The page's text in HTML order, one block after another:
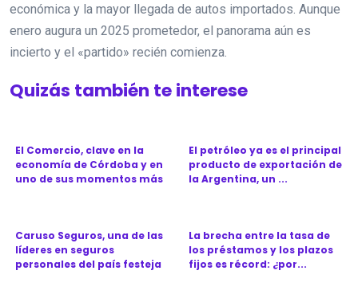
económica y la mayor llegada de autos importados. Aunque
enero augura un 2025 prometedor, el panorama aún es
incierto y el «partido» recién comienza.
Quizás también te interese
El Comercio, clave en la
economía de Córdoba y en
uno de sus momentos más
El petróleo ya es el principal
producto de exportación de
la Argentina, un ...
Caruso Seguros, una de las
líderes en seguros
personales del país festeja
La brecha entre la tasa de
los préstamos y los plazos
fijos es récord: ¿por...